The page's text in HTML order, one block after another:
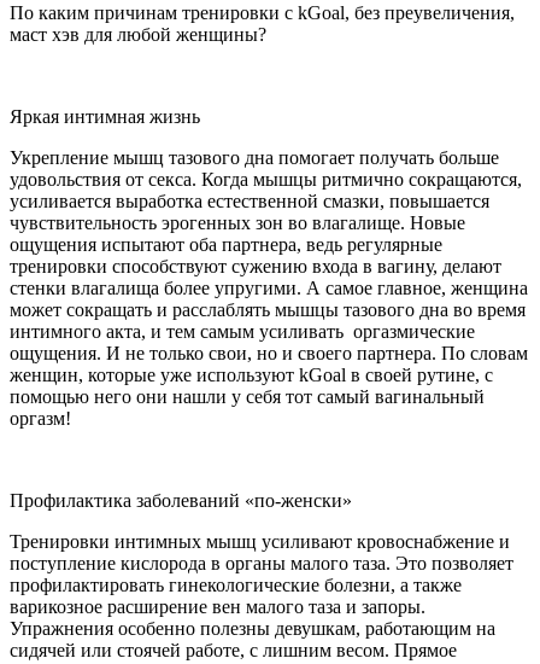
По каким причинам тренировки с kGoal, без преувеличения,
маст хэв для любой женщины?
Яркая интимная жизнь
Укрепление мышц тазового дна помогает получать больше
удовольствия от секса. Когда мышцы ритмично сокращаются,
усиливается выработка естественной смазки, повышается
чувствительность эрогенных зон во влагалище. Новые
ощущения испытают оба партнера, ведь регулярные
тренировки способствуют сужению входа в вагину, делают
стенки влагалища более упругими. А самое главное, женщина
может сокращать и расслаблять мышцы тазового дна во время
интимного акта, и тем самым усиливать оргазмические
ощущения. И не только свои, но и своего партнера. По словам
женщин, которые уже используют kGoal в своей рутине, с
помощью него они нашли у себя тот самый вагинальный
оргазм!
Профилактика заболеваний «по-женски»
Тренировки интимных мышц усиливают кровоснабжение и
поступление кислорода в органы малого таза. Это позволяет
профилактировать гинекологические болезни, а также
варикозное расширение вен малого таза и запоры.
Упражнения особенно полезны девушкам, работающим на
сидячей или стоячей работе, с лишним весом. Прямое